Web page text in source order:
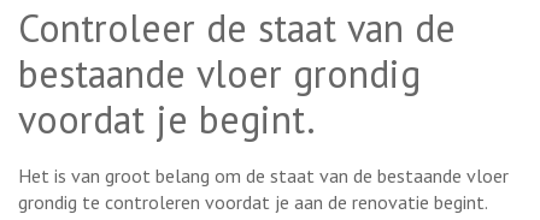
Controleer de staat van de
bestaande vloer grondig
voordat je begint.
Het is van groot belang om de staat van de bestaande vloer
grondig te controleren voordat je aan de renovatie begint.